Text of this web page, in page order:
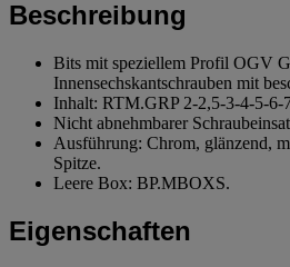
Beschreibung
Bits mit speziellem Profil OGV
Innensechskantschrauben mit
Inhalt: RTM.GRP 2-2,5-3-4-5-6-
Nicht abnehmbarer
Ausführung: Chrom, glänzend,
Spitze.
Leere Box: BP.MBOXS.
Eigenschaften